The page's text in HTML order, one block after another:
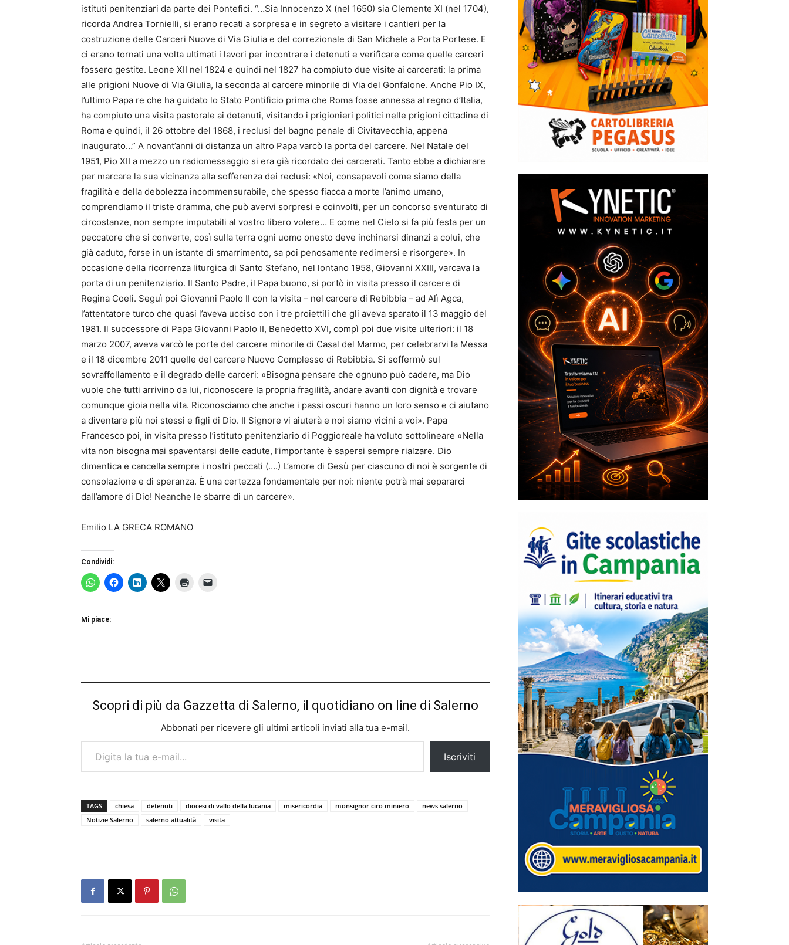
istituti penitenziari da parte dei Pontefici. “…Sia Innocenzo X (nel 1650) sia Clemente XI (nel 1704),
ricorda Andrea Tornielli, si erano recati a sorpresa e in segreto a visitare i cantieri per la
costruzione delle Carceri Nuove di Via Giulia e del correzionale di San Michele a Porta Portese. E
ci erano tornati una volta ultimati i lavori per incontrare i detenuti e verificare come quelle carceri
fossero gestite. Leone XII nel 1824 e quindi nel 1827 ha compiuto due visite ai carcerati: la prima
alle prigioni Nuove di Via Giulia, la seconda al carcere minorile di Via del Gonfalone. Anche Pio IX,
l’ultimo Papa re che ha guidato lo Stato Pontificio prima che Roma fosse annessa al regno d’Italia,
ha compiuto una visita pastorale ai detenuti, visitando i prigionieri politici nelle prigioni cittadine di
Roma e quindi, il 26 ottobre del 1868, i reclusi del bagno penale di Civitavecchia, appena
inaugurato…” A novant’anni di distanza un altro Papa varcò la porta del carcere. Nel Natale del
1951, Pio XII a mezzo un radiomessaggio si era già ricordato dei carcerati. Tanto ebbe a dichiarare
per marcare la sua vicinanza alla sofferenza dei reclusi: «Noi, consapevoli come siamo della
fragilità e della debolezza incommensurabile, che spesso fiacca a morte l’animo umano,
comprendiamo il triste dramma, che può avervi sorpresi e coinvolti, per un concorso sventurato di
circostanze, non sempre imputabili al vostro libero volere… E come nel Cielo si fa più festa per un
peccatore che si converte, così sulla terra ogni uomo onesto deve inchinarsi dinanzi a colui, che
già caduto, forse in un istante di smarrimento, sa poi penosamente redimersi e risorgere». In
occasione della ricorrenza liturgica di Santo Stefano, nel lontano 1958, Giovanni XXIII, varcava la
porta di un penitenziario. Il Santo Padre, il Papa buono, si portò in visita presso il carcere di
Regina Coeli. Seguì poi Giovanni Paolo II con la visita – nel carcere di Rebibbia – ad Alì Agca,
l’attentatore turco che quasi l’aveva ucciso con i tre proiettili che gli aveva sparato il 13 maggio del
1981. Il successore di Papa Giovanni Paolo II, Benedetto XVI, compì poi due visite ulteriori: il 18
marzo 2007, aveva varcò le porte del carcere minorile di Casal del Marmo, per celebrarvi la Messa
e il 18 dicembre 2011 quelle del carcere Nuovo Complesso di Rebibbia. Si soffermò sul
sovraffollamento e il degrado delle carceri: «Bisogna pensare che ognuno può cadere, ma Dio
vuole che tutti arrivino da lui, riconoscere la propria fragilità, andare avanti con dignità e trovare
comunque gioia nella vita. Riconosciamo che anche i passi oscuri hanno un loro senso e ci aiutano
a diventare più noi stessi e figli di Dio. Il Signore vi aiuterà e noi siamo vicini a voi». Papa
Francesco poi, in visita presso l’istituto penitenziario di Poggioreale ha voluto sottolineare «Nella
vita non bisogna mai spaventarsi delle cadute, l’importante è sapersi sempre rialzare. Dio
dimentica e cancella sempre i nostri peccati (….) L’amore di Gesù per ciascuno di noi è sorgente di
consolazione e di speranza. È una certezza fondamentale per noi: niente potrà mai separarci
dall’amore di Dio! Neanche le sbarre di un carcere».
Emilio LA GRECA ROMANO
Condividi:
Mi piace:
Scopri di più da Gazzetta di Salerno, il quotidiano on line di Salerno
Abbonati per ricevere gli ultimi articoli inviati alla tua e-mail.
Digita la tua e-mail...
Iscriviti
TAGS chiesa detenuti diocesi di vallo della lucania misericordia monsignor ciro miniero
news salerno
Notizie Salerno
salerno attualità visita